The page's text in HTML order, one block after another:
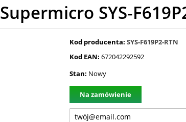
Supermicro SYS-
Kod producenta: SYS-F619P2-RTN
Kod EAN: 672042292592
Stan: Nowy
Na zamówienie